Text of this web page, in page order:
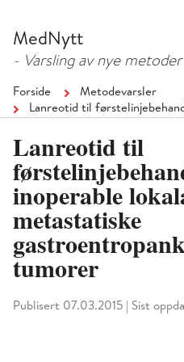
MedNytt
- Varsling av nye
Forside
Metodevarsler
Lanreotid til
Lanreotid til
inoperable
metastatiske
tumorer
Publisert 07.03.2015 Sist